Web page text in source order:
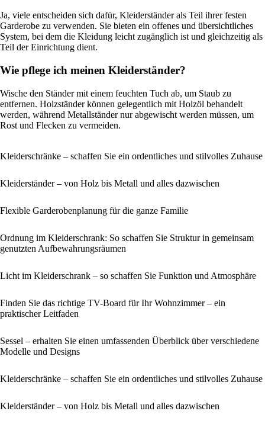
Ja, viele entscheiden sich dafür, Kleiderständer als Teil ihrer festen
Garderobe zu verwenden. Sie bieten ein offenes und übersichtliches
System, bei dem die Kleidung leicht zugänglich ist und gleichzeitig als
Teil der Einrichtung dient.
Wie pflege ich meinen Kleiderständer?
Wische den Ständer mit einem feuchten Tuch ab, um Staub zu
entfernen. Holzständer können gelegentlich mit Holzöl behandelt
werden, während Metallständer nur abgewischt werden müssen, um
Rost und Flecken zu vermeiden.
Kleiderschränke – schaffen Sie ein ordentliches und stilvolles Zuhause
Kleiderständer – von Holz bis Metall und alles dazwischen
Flexible Garderobenplanung für die ganze Familie
Ordnung im Kleiderschrank: So schaffen Sie Struktur in gemeinsam
genutzten Aufbewahrungsräumen
Licht im Kleiderschrank – so schaffen Sie Funktion und Atmosphäre
Finden Sie das richtige TV-Board für Ihr Wohnzimmer – ein
praktischer Leitfaden
Sessel – erhalten Sie einen umfassenden Überblick über verschiedene
Modelle und Designs
Kleiderschränke – schaffen Sie ein ordentliches und stilvolles Zuhause
Kleiderständer – von Holz bis Metall und alles dazwischen